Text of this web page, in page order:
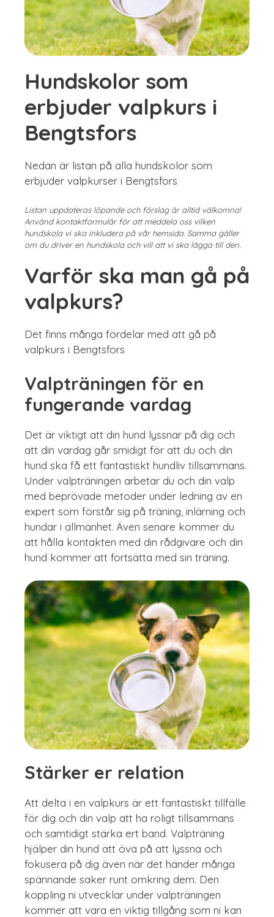
Hundskolor som
erbjuder valpkurs i
Bengtsfors
Nedan är listan på alla hundskolor som
erbjuder valpkurser i Bengtsfors
Listan uppdateras löpande och förslag är alltid välkomna!
Använd kontaktformulär för att meddela oss vilken
hundskola vi ska inkludera på vår hemsida. Samma gäller
om du driver en hundskola och vill att vi ska lägga till den.
Varför ska man gå på
valpkurs?
Det finns många fördelar med att gå på
valpkurs i Bengtsfors
Valpträningen för en
fungerande vardag
Det är viktigt att din hund lyssnar på dig och
att din vardag går smidigt för att du och din
hund ska få ett fantastiskt hundliv tillsammans.
Under valpträningen arbetar du och din valp
med beprövade metoder under ledning av en
expert som förstår sig på träning, inlärning och
hundar i allmänhet. Även senare kommer du
att hålla kontakten med din rådgivare och din
hund kommer att fortsätta med sin träning.
Stärker er relation
Att delta i en valpkurs är ett fantastiskt tillfälle
för dig och din valp att ha roligt tillsammans
och samtidigt stärka ert band. Valpträning
hjälper din hund att öva på att lyssna och
fokusera på dig även när det händer många
spännande saker runt omkring dem. Den
koppling ni utvecklar under valpträningen
kommer att vara en viktig tillgång som ni kan